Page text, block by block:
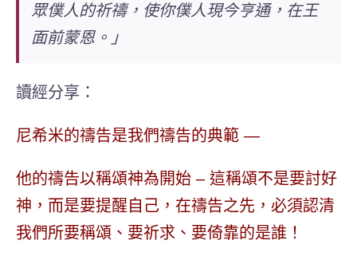
眾僕人的祈禱，使你僕人現今亨通，在王
面前蒙恩。」
讀經分享：
尼希米的禱告是我們禱告的典範 —
他的禱告以稱頌神為開始 – 這稱頌不是要討好
神，而是要提醒自己，在禱告之先，必須認清
我們所要稱頌、要祈求、要倚靠的是誰！